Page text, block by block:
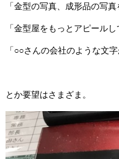
「金型の写真、成形品の写真
「金型屋をもっとアピールし
「○○さんの会社のような文
とか要望はさまざま。